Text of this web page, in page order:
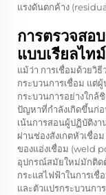
แรงดันตกค้าง
การตรวจสอ
แบบเรียลไทม์
แม้ว่า การเชื่อมด้วยวิธี
กระบวนการเชื่อม แต่ผู้
กระบวนการอย่างใกล้
ปัญหาที่กำลังเกิดขึ้นก่
เน้นการสอนผู้ปฏิบัติง
ผ่านช่องสังเกตหัวเชื่อ
ของแอ่งเชื่อม (weld
อุปกรณ์สมัยใหม่มักติด
กระแสไฟฟ้าในการเชื่
และตัวแปรกระบวนกา